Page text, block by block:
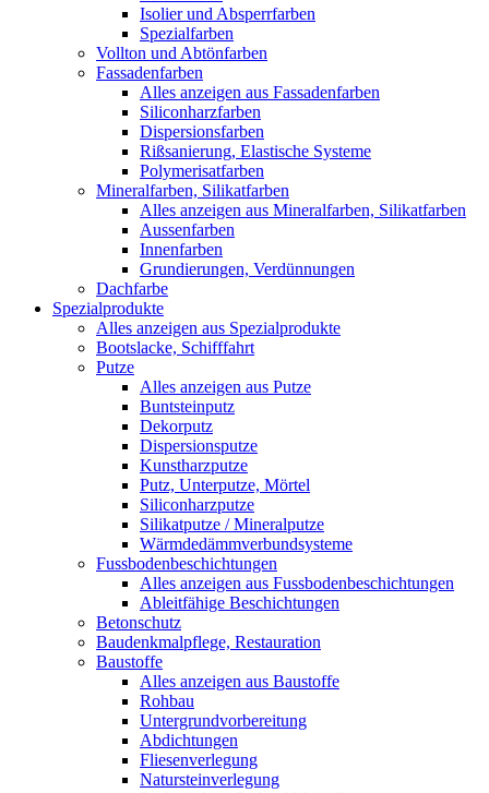
Isolier und Absperrfarben
Spezialfarben
Vollton und Abtönfarben
Fassadenfarben
Alles anzeigen aus Fassadenfarben
Siliconharzfarben
Dispersionsfarben
Rißsanierung, Elastische Systeme
Polymerisatfarben
Mineralfarben, Silikatfarben
Alles anzeigen aus Mineralfarben, Silikatfarben
Aussenfarben
Innenfarben
Grundierungen, Verdünnungen
Dachfarbe
Spezialprodukte
Alles anzeigen aus Spezialprodukte
Bootslacke, Schifffahrt
Putze
Alles anzeigen aus Putze
Buntsteinputz
Dekorputz
Dispersionsputze
Kunstharzputze
Putz, Unterputze, Mörtel
Siliconharzputze
Silikatputze / Mineralputze
Wärmdedämmverbundsysteme
Fussbodenbeschichtungen
Alles anzeigen aus Fussbodenbeschichtungen
Ableitfähige Beschichtungen
Betonschutz
Baudenkmalpflege, Restauration
Baustoffe
Alles anzeigen aus Baustoffe
Rohbau
Untergrundvorbereitung
Abdichtungen
Fliesenverlegung
Natursteinverlegung